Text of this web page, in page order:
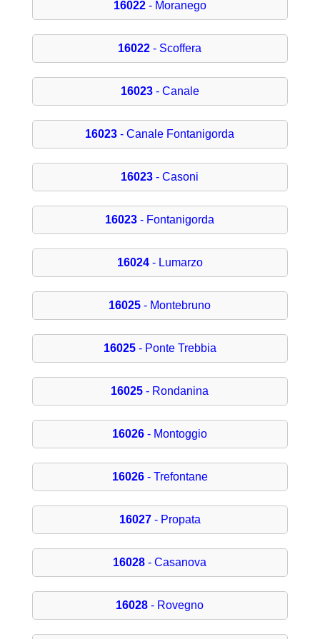
16022- Moranego
16022 - Scoffera
16023- Canale
16023 - Canale Fontanigorda
16023 - Casoni
16023 - Fontanigorda
16024- Lumarzo
16025 - Montebruno
16025- Ponte Trebbia
16025 - Rondanina
16026 - Montoggio
16026- Trefontane
16027- Propata
16028 - Casanova
16028 - Rovegno